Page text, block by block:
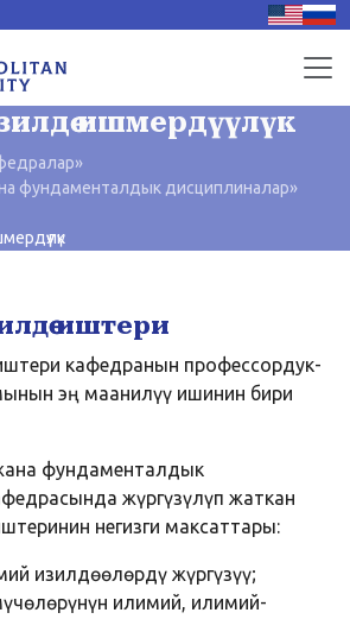
ишмердүүлүк
»
фундаменталдык дисциплиналар»
иштери
кафедранын профессордук-
эң маанилүү ишинин бири
фундаменталдык
жүргүзүлүп жаткан
негизги максаттары:
изилдөөлөрдү жүргүзүү;
илимий, илимий-